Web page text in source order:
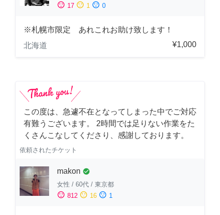
sentiment_satisfied 17 sentiment_neutral 1 sentiment_dissatisfied 0
※札幌市限定 あれこれお助け致します！
北海道
¥1,000
この度は、急遽不在となってしまった中でご対応
有難うございます。 2時間では足りない作業をた
くさんこなしてくださり、感謝しております。
依頼されたチケット
makon check_circle
女性 / 60代 / 東京都
sentiment_satisfied 812 sentiment_neutral 16 sentiment_dissatisfied 1